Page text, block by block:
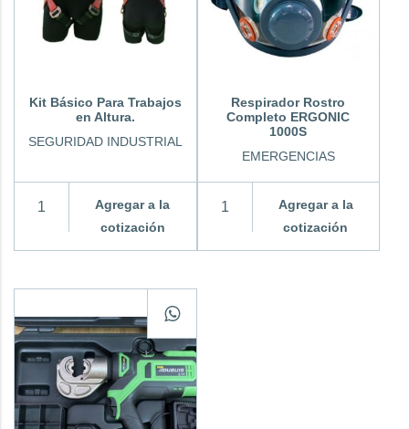
Kit Básico Para Trabajos
en Altura.
SEGURIDAD INDUSTRIAL
Agregar a la
cotización
Respirador Rostro
Completo ERGONIC
1000S
EMERGENCIAS
Agregar a la
cotización